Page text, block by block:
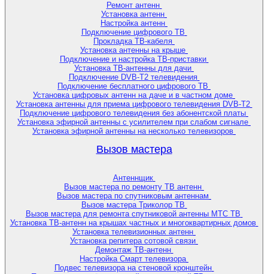
Ремонт антенн
Установка антенн
Настройка антенн
Подключение цифрового ТВ
Прокладка ТВ-кабеля
Установка антенны на крыше
Подключение и настройка ТВ-приставки
Установка ТВ-антенны для дачи
Подключение DVB-T2 телевидения
Подключение бесплатного цифрового ТВ
Установка цифровых антенн на даче и в частном доме
Установка антенны для приема цифрового телевидения DVB-T2
Подключение цифрового телевидения без абонентской платы
Установка эфирной антенны с усилителем при слабом сигнале
Установка эфирной антенны на несколько телевизоров
Вызов мастера
Антеннщик
Вызов мастера по ремонту ТВ антенн
Вызов мастера по спутниковым антеннам
Вызов мастера Триколор ТВ
Вызов мастера для ремонта спутниковой антенны МТС ТВ
Установка ТВ-антенн на крышах частных и многоквартирных домов
Установка телевизионных антенн
Установка репитера сотовой связи
Демонтаж ТВ-антенн
Настройка Смарт телевизора
Подвес телевизора на стеновой кронштейн